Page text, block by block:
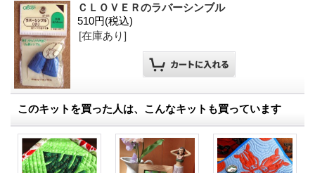
ＣＬＯＶＥＲのラバーシンブル
510円(税込)
[在庫あり]
このキットを買った人は、こんなキットも買っています